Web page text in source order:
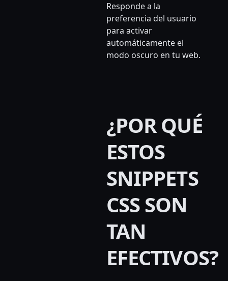
Responde a la
preferencia del usuario
para activar
automáticamente el
modo oscuro en tu web.
¿POR QUÉ
ESTOS
SNIPPETS
CSS SON
TAN
EFECTIVOS?